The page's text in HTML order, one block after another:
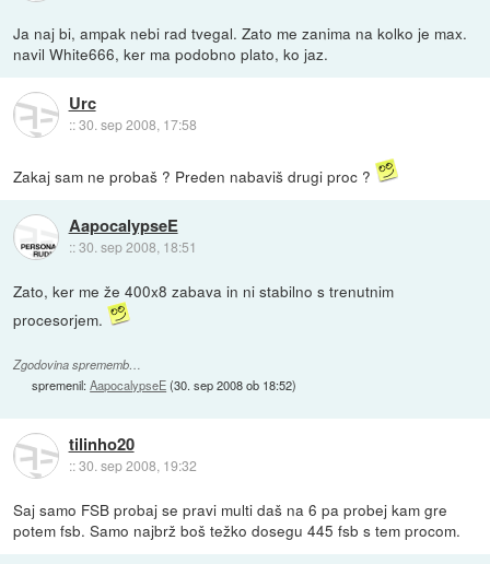
Ja naj bi, ampak nebi rad tvegal. Zato me zanima na kolko je max.
navil White666, ker ma podobno plato, ko jaz.
Urc
::30. sep 2008, 17:58
Zakaj sam ne probaš ? Preden nabaviš drugi proc ?
AapocalypseE
::30. sep 2008, 18:51
Zato, ker me že 400x8 zabava in ni stabilno s trenutnim
procesorjem.
Zgodovina sprememb…
spremenil:AapocalypseE(30. sep 2008 ob 18:52)
tilinho20
::30. sep 2008, 19:32
Saj samo FSB probaj se pravi multi daš na 6 pa probej kam gre
potem fsb. Samo najbrž boš težko dosegu 445 fsb s tem procom.